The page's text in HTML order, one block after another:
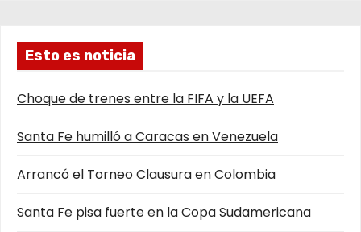
r
a
s
Esto es noticia
Choque de trenes entre la FIFA y la UEFA
Santa Fe humilló a Caracas en Venezuela
Arrancó el Torneo Clausura en Colombia
Santa Fe pisa fuerte en la Copa Sudamericana